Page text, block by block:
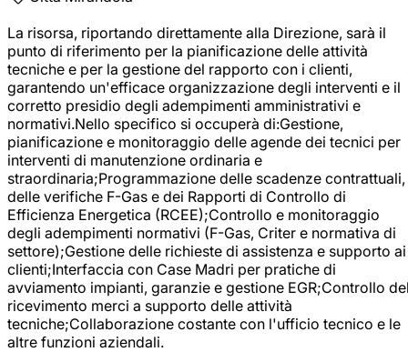
La risorsa, riportando direttamente alla Direzione, sarà il
punto di riferimento per la pianificazione delle attività
tecniche e per la gestione del rapporto con i clienti,
garantendo un'efficace organizzazione degli interventi e il
corretto presidio degli adempimenti amministrativi e
normativi.Nello specifico si occuperà di:Gestione,
pianificazione e monitoraggio delle agende dei tecnici per
interventi di manutenzione ordinaria e
straordinaria;Programmazione delle scadenze contrattuali,
delle verifiche F-Gas e dei Rapporti di Controllo di
Efficienza Energetica (RCEE);Controllo e monitoraggio
degli adempimenti normativi (F-Gas, Criter e normativa di
settore);Gestione delle richieste di assistenza e supporto ai
clienti;Interfaccia con Case Madri per pratiche di
avviamento impianti, garanzie e gestione EGR;Controllo
ricevimento merci a supporto delle attività
tecniche;Collaborazione costante con l'ufficio tecnico e le
altre funzioni aziendali.